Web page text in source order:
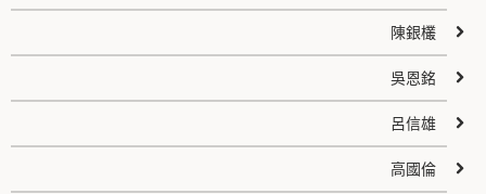
陳銀欉
吳恩銘
呂信雄
高國倫